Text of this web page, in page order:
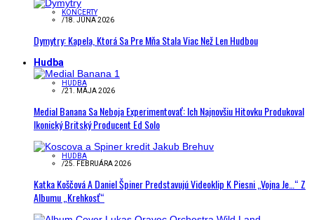
KONCERTY
/18. JÚNA 2026
Dymytry: Kapela, Ktorá Sa Pre Mňa Stala Viac Než Len Hudbou
Hudba
HUDBA
/21. MÁJA 2026
Medial Banana Sa Neboja Experimentovať: Ich Najnovšiu Hitovku Produkoval
Ikonický Britský Producent Ed Solo
HUDBA
/25. FEBRUÁRA 2026
Katka Koščová A Daniel Špiner Predstavujú Videoklip K Piesni „Vojna Je…“ Z
Albumu „Krehkosť“